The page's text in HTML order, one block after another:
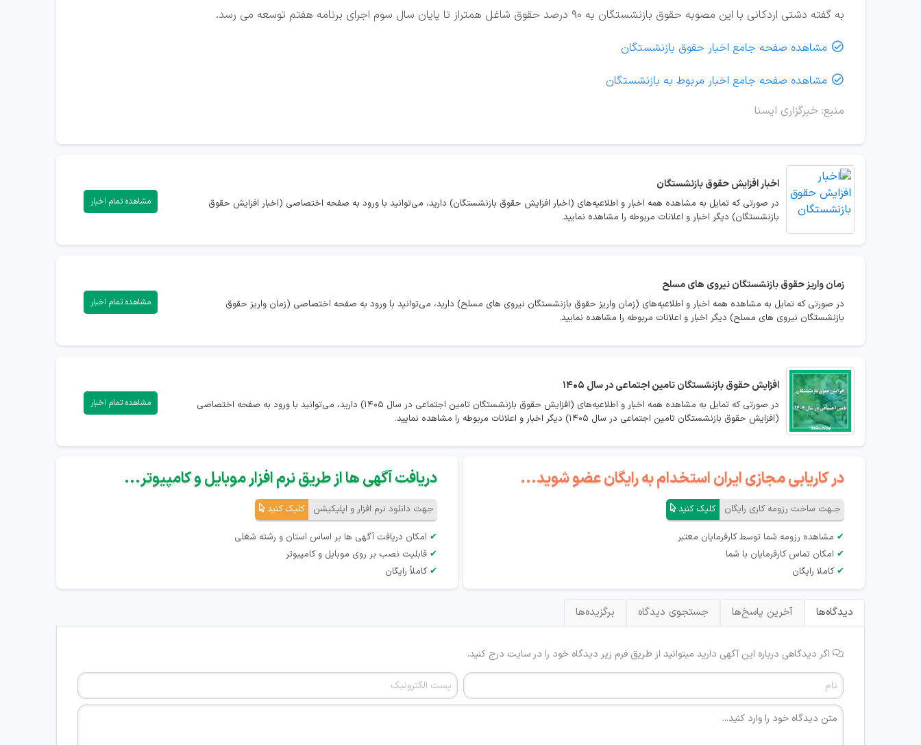
به گفته دشتی اردکانی با این مصوبه حقوق بازنشستگان به ۹۰ درصد حقوق شاغل همتراز تا پایان سال سوم اجرای برنامه هفتم توسعه می رسد.
 مشاهده صفحه جامع اخبار حقوق بازنشستگان
 مشاهده صفحه جامع اخبار مربوط به بازنشستگان
منبع: خبرگزاری ایسنا
اخبار افزایش حقوق بازنشستگان
در صورتی که تمایل به مشاهده همه اخبار و اطلاعیه‌های (اخبار افزایش حقوق بازنشستگان) دارید، می‌توانید با ورود به صفحه اختصاصی (اخبار افزایش حقوق
بازنشستگان) دیگر اخبار و اعلانات مربوطه را مشاهده نمایید.
مشاهده تمام اخبار
زمان واریز حقوق بازنشستگان نیروی های مسلح
در صورتی که تمایل به مشاهده همه اخبار و اطلاعیه‌های (زمان واریز حقوق بازنشستگان نیروی های مسلح) دارید، می‌توانید با ورود به صفحه اختصاصی (زمان واریز حقوق
بازنشستگان نیروی های مسلح) دیگر اخبار و اعلانات مربوطه را مشاهده نمایید.
مشاهده تمام اخبار
افزایش حقوق بازنشستگان تامین اجتماعی در سال 1405
در صورتی که تمایل به مشاهده همه اخبار و اطلاعیه‌های (افزایش حقوق بازنشستگان تامین اجتماعی در سال 1405) دارید، می‌توانید با ورود به صفحه اختصاصی
(افزایش حقوق بازنشستگان تامین اجتماعی در سال 1405) دیگر اخبار و اعلانات مربوطه را مشاهده نمایید.
مشاهده تمام اخبار
در کاریابی مجازی ایران استخدام به رایگان عضو شوید...
جـهت ساخت رزومه کاری رایگان کلیک کنید
✔ مشاهده رزومه شما توسط کارفرمایان معتبر
✔ امکان تماس کارفرمایان با شما
✔ کاملا رایگان
دریافت آگهی ها از طریق نرم افزار موبایل و کامپیوتر...
جهت دانلود نرم افزار و اپلیکیشن کلیک کنید
✔ امکان دریافت آگهی ها بر اساس استان و رشته شغلی
✔ قابلیت نصب بر روی موبایل و کامپیوتر
✔ کاملاً رایگان
دیدگاه‌ها آخرین پاسخ‌ها جستجوی دیدگاه برگزیده‌ها
اگر دیدگاهی درباره این آگهی دارید میتوانید از طریق فرم زیر دیدگاه خود را در سایت درج کنید.